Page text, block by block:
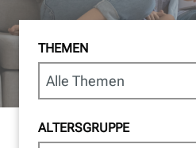
THEMEN
ALTERSGRUPPE